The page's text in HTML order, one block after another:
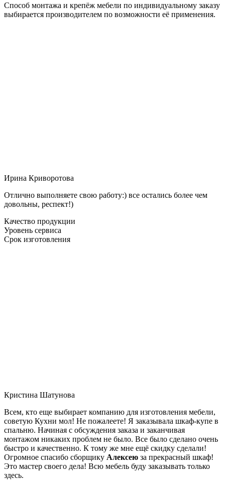
Способ монтажа и крепёж мебели по индивидуальному заказу
выбирается производителем по возможности её применения.
Ирина Криворотова
Отлично выполняете свою работу:) все остались более чем
довольны, респект!)
Качество продукции
Уровень сервиса
Срок изготовления
Кристина Шатунова
Всем, кто еще выбирает компанию для изготовления мебели,
советую Кухни мол! Не пожалеете! Я заказывала шкаф-купе в
спальню. Начиная с обсуждения заказа и заканчивая
монтажом никаких проблем не было. Все было сделано очень
быстро и качественно. К тому же мне ещё скидку сделали!
Огромное спасибо сборщику Алексею за прекрасный шкаф!
Это мастер своего дела! Всю мебель буду заказывать только
здесь.